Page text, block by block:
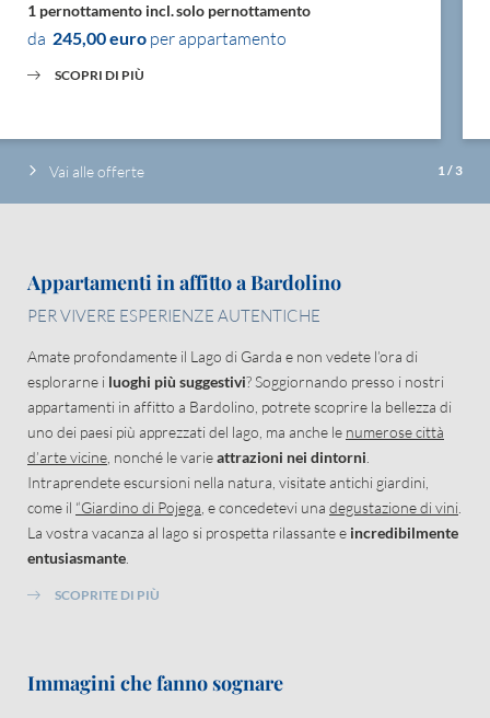
1/ 3
Vai alle offerte
1 pernottamento incl.solo pernottamento
da 245,00 euro per appartamento
SCOPRI DI PIÙ
Appartamenti in affitto a Bardolino
PER VIVERE ESPERIENZE AUTENTICHE
Amate profondamente il Lago di Garda e non vedete l’ora di
esplorarne i luoghi più suggestivi? Soggiornando presso i nostri
appartamenti in affitto a Bardolino, potrete scoprire la bellezza di
uno dei paesi più apprezzati del lago, ma anche le numerose città
d’arte vicine , nonché le varieattrazioni nei dintorni
Intraprendete escursioni nella natura, visitate antichi giardini,
come il “Giardino di Pojega , e concedetevi una degustazione di vini
La vostra vacanza al lago si prospetta rilassante e incredibilmente
entusiasmante
SCOPRITE DI PIÙ
Immagini che fanno sognare